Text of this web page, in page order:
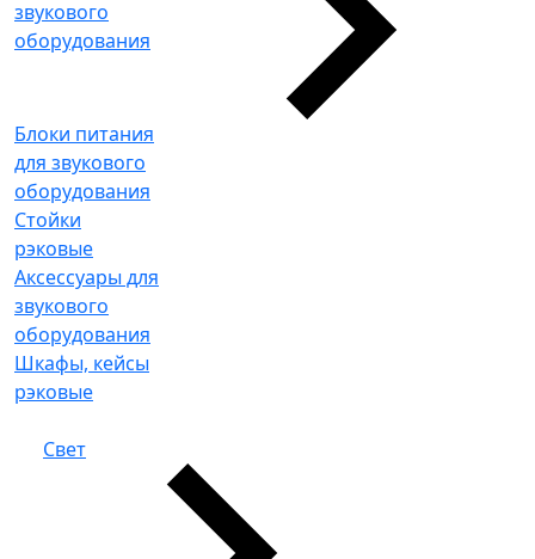
звукового
оборудования
Блоки питания
для звукового
оборудования
Стойки
рэковые
Аксессуары для
звукового
оборудования
Шкафы, кейсы
рэковые
Свет